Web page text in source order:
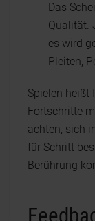
Das
Qualität.
es wird
Pleiten,
Spielen heißt
Fortschritte
achten, sich
für Schritt
Berührung